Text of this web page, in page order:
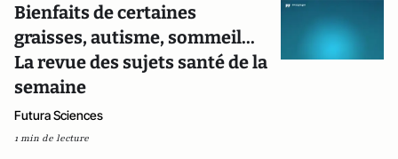
Bienfaits de certaines
graisses, autisme, sommeil...
La revue des sujets santé de la
semaine
Futura Sciences
1 min de lecture